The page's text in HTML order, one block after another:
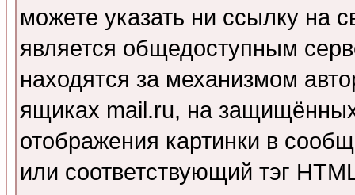
можете указать ни ссылку на
является общедоступным
находятся за механизмом
ящиках mail.ru, на
отображения картинки в
или соответствующий тэг